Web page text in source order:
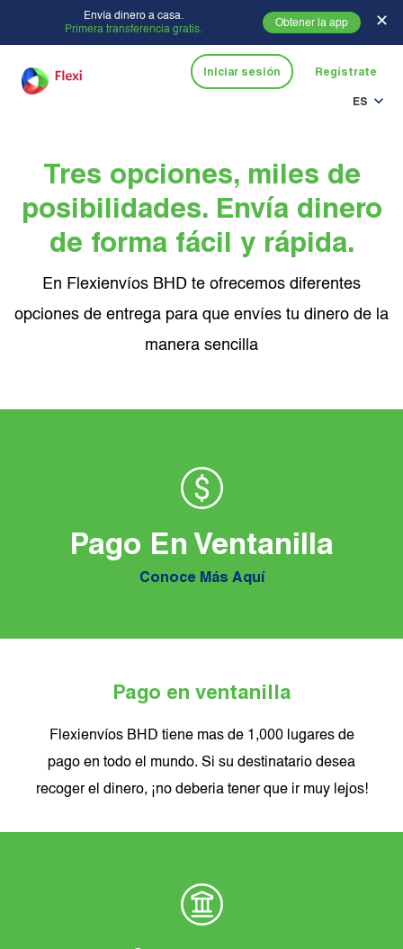
Envía dinero a casa.
Primera transferencia gratis.
Obtener la app ✕
ES
Iniciar sesión Regístrate
Tres opciones, miles de
posibilidades. Envía dinero
de forma fácil y rápida.
En Flexienvíos BHD te ofrecemos diferentes
opciones de entrega para que envíes tu dinero de la
manera sencilla
Pago En Ventanilla
Conoce Más Aquí
Pago en ventanilla
Flexienvíos BHD tiene mas de 1,000 lugares de
pago en todo el mundo. Si su destinatario desea
recoger el dinero, ¡no deberia tener que ir muy lejos!